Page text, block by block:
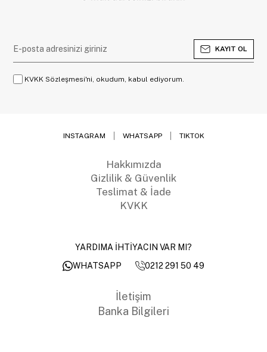
KAYIT OL
KVKK Sözleşmesi'ni, okudum, kabul ediyorum.
INSTAGRAM WHATSAPP TIKTOK
Hakkımızda
Gizlilik & Güvenlik
Teslimat & İade
KVKK
YARDIMA İHTİYACIN VAR MI?
WHATSAPP
0212 291 50 49
İletişim
Banka Bilgileri